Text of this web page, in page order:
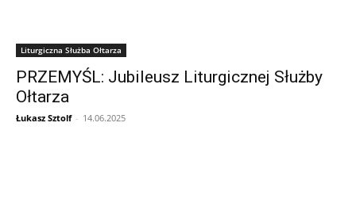
Liturgiczna Służba Ołtarza
PRZEMYŚL: Jubileusz Liturgicznej Służby
Ołtarza
Łukasz Sztolf - 14.06.2025